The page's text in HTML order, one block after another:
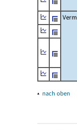
▴ nach oben